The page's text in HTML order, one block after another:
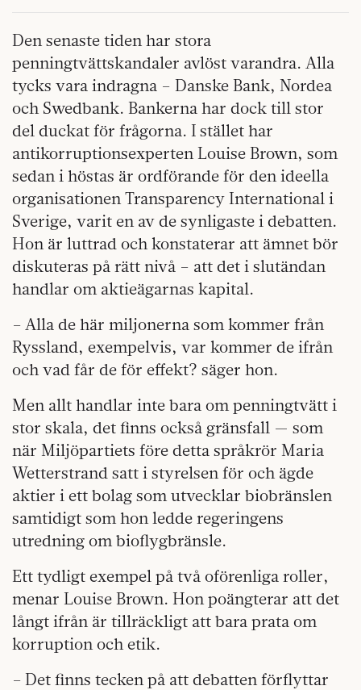
Den senaste tiden har stora
penningtvättskandaler avlöst varandra. Alla
tycks vara indragna – Danske Bank, Nordea
och Swedbank. Bankerna har dock till stor
del duckat för frågorna. I stället har
antikorruptionsexperten Louise Brown, som
sedan i höstas är ordförande för den ideella
organisationen Transparency International i
Sverige, varit en av de synligaste i debatten.
Hon är luttrad och konstaterar att ämnet bör
diskuteras på rätt nivå – att det i slutändan
handlar om aktieägarnas kapital.
– Alla de här miljonerna som kommer från
Ryssland, exempelvis, var kommer de ifrån
och vad får de för effekt? säger hon.
Men allt handlar inte bara om penningtvätt i
stor skala, det finns också gränsfall — som
när Miljöpartiets före detta språkrör Maria
Wetterstrand satt i styrelsen för och ägde
aktier i ett bolag som utvecklar biobränslen
samtidigt som hon ledde regeringens
utredning om bioflygbränsle.
Ett tydligt exempel på två oförenliga roller,
menar Louise Brown. Hon poängterar att det
långt ifrån är tillräckligt att bara prata om
korruption och etik.
– Det finns tecken på att debatten förflyttar